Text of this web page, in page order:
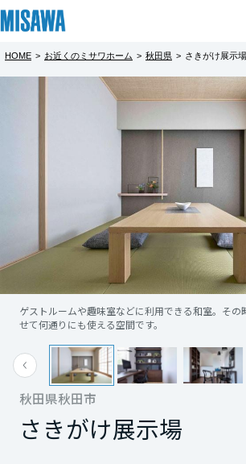
住まい
テクノロジー（住まいの性能）
建築事例・建築実例
デザイナーズギャラリー
インテリア
住まいづくりガイド
買う
賃貸併用住宅
店舗・各種施設
土地活用モデルルーム見学
土地活用実例
法人のお客さま
戸建て・マンション
ミサワリフォームとは
リフォームの流れ
リフォームメニュー
リフォーム事例
事業用
まちづくり
複合開発・投資開発
複合開発事業（ASMACI-アスマチ-）
再開発・官民連携事業
分譲マンション開発事業
収益不動産・投資開発事業
オーナーサポート
サポートメニュー
住まいるりんぐ（ロングサポート）
保証制度
業・IR情報
企業・IR
ニュース
展示場・イベント情報
カタログ請求
住まいのご相談
HOME > お近くのミサワホーム > 秋田県 > さきがけ展示場
秋田県秋田市
さきがけ展示場
ゲストルームや趣味室などに利用できる和室。その
せて何通りにも使える空間です。
都道府県を選択
東北
岩手県
宮城県
▼さきがけ展示場 無料設計相
【休業日のお知らせ】
8/11(火)～8/14(金)まで休業いた
休業期間中のお問い合わせ等は、
のご連絡となりますのでご了承
住まいづくりに関する様々な知識
想を持ったデザイナーが、お客
期待を上回る完成度でお答えいた
客様が思い描いているマイホー
について一緒にお話しませんか？
ボタンよりお申込みください。
もっと見る
▼さきがけ展示場 Web来場
【休業日のお知らせ】
8/11(火)～8/14(金)まで休業いた
休業期間中のお問い合わせ等は
のご連絡となりますのでご了承く
◇Web来場予約キャンペーン 8/1(
9/28(月)
Web来場予約のうえ、当展示場に
ご来場いただいた方に、ミサワオ
「ミッフィージャンボタオル」を
もっと見る